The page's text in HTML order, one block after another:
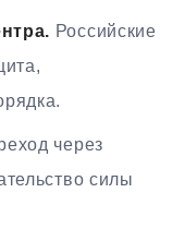
Российские
через
силы